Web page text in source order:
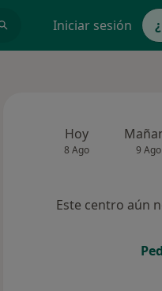
Iniciar sesión
Hoy
8 Ago 9 Ago
Este centro aún